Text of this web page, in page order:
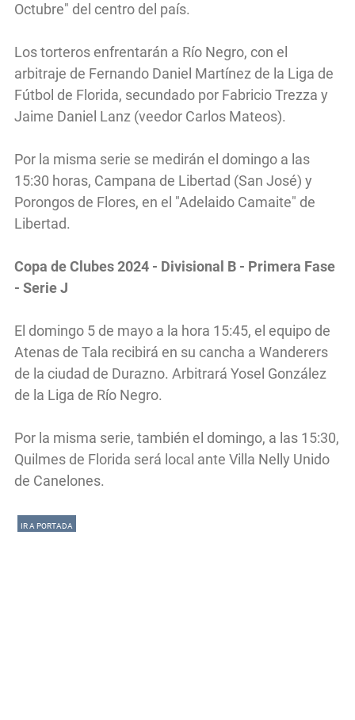
Octubre" del centro del país.
Los torteros enfrentarán a Río Negro, con el
arbitraje de Fernando Daniel Martínez de la Liga de
Fútbol de Florida, secundado por Fabricio Trezza y
Jaime Daniel Lanz (veedor Carlos Mateos).
Por la misma serie se medirán el domingo a las
15:30 horas, Campana de Libertad (San José) y
Porongos de Flores, en el "Adelaido Camaite" de
Libertad.
Copa de Clubes 2024 - Divisional B - Primera Fase
- Serie J
El domingo 5 de mayo a la hora 15:45, el equipo de
Atenas de Tala recibirá en su cancha a Wanderers
de la ciudad de Durazno. Arbitrará Yosel González
de la Liga de Río Negro.
Por la misma serie, también el domingo, a las 15:30,
Quilmes de Florida será local ante Villa Nelly Unido
de Canelones.
IR A PORTADA